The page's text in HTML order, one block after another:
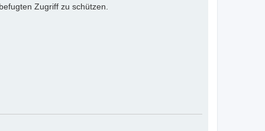
Zugriff zu schützen.